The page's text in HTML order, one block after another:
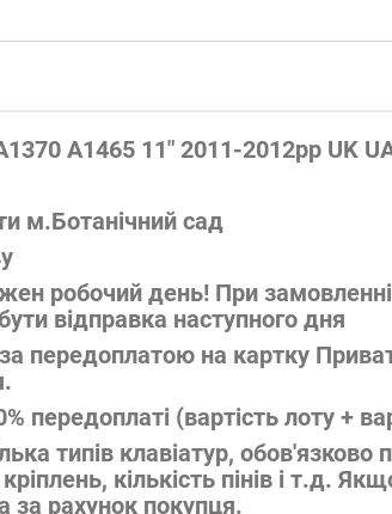
A1465 11" 2011-2012рр UK
м.Ботанічний сад
робочий день! При
відправка наступного дня
передоплатою на картку
(вартість лоту +
типів клавіатур,
кількість пінів і т.д.
рахунок покупця.